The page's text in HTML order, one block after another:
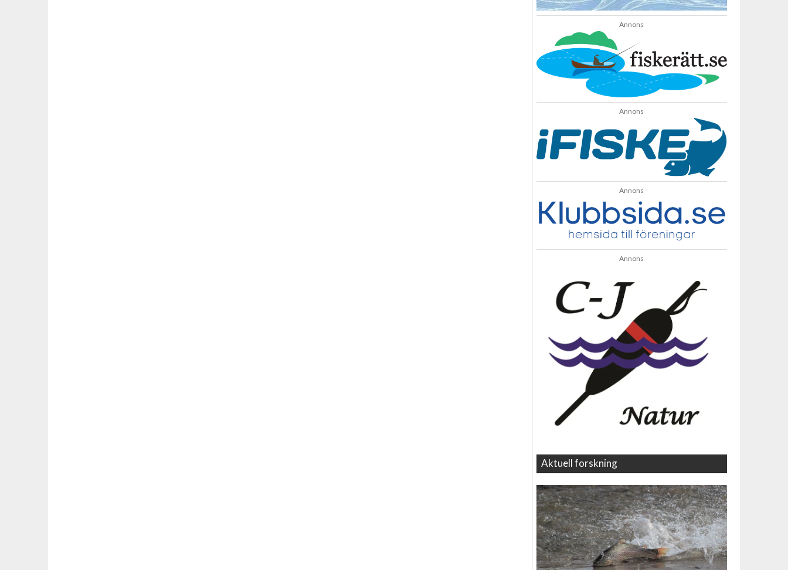
Annons
Annons
Annons
Annons
Aktuell forskning